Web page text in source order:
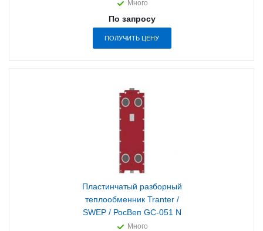
Много
По запросу
ПОЛУЧИТЬ ЦЕНУ
Пластинчатый разборный
теплообменник Tranter /
SWEP / РосВеп GC-051 N
Много